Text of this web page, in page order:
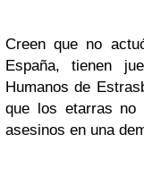
Creen que no
España, tienen
Humanos de
que los etarras no
asesinos en una